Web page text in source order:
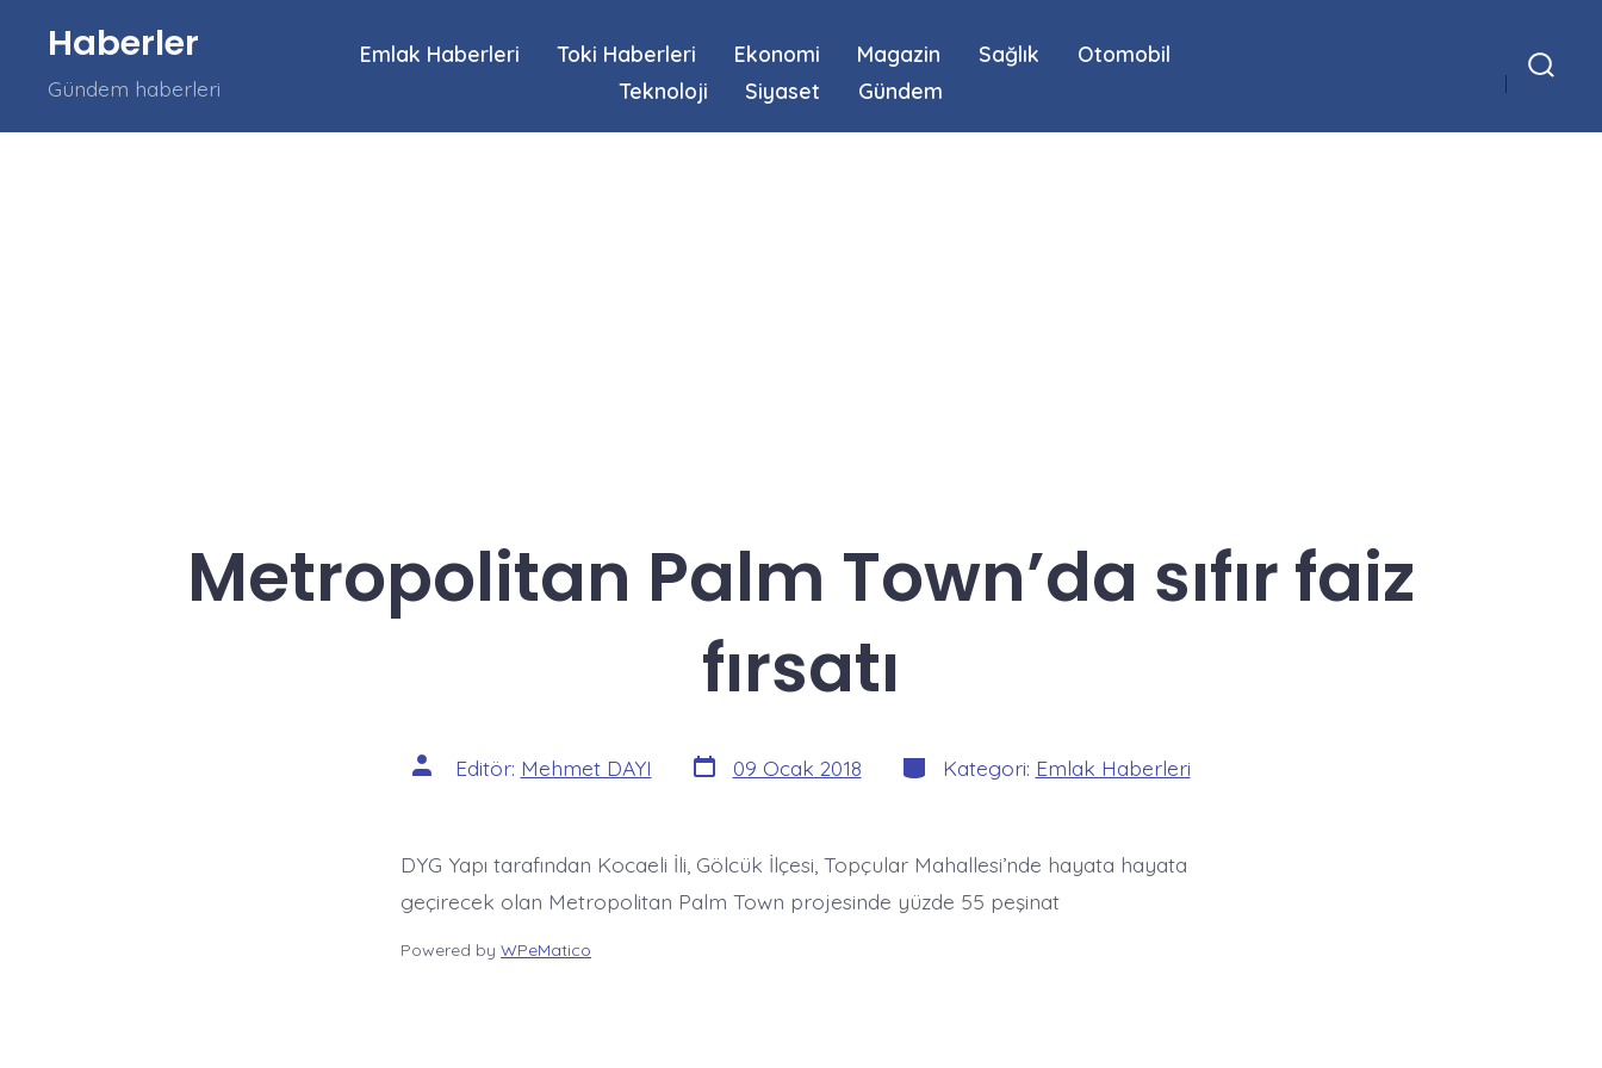
Arama
Göster/Gizle
Haberler
Gündem haberleri
Emlak Haberleri Toki Haberleri Ekonomi Magazin Sağlık
Otomobil
Teknoloji
Siyaset Gündem
Metropolitan Palm Town’da sıfır faiz
fırsatı
Yazının
yazarı
Editör: Mehmet DAYI Yazı
tarihi
09 Ocak 2018 Kategoriler
Kategori: Emlak Haberleri
DYG Yapı tarafından Kocaeli İli, Gölcük İlçesi, Topçular Mahallesi’nde hayata hayata
geçirecek olan Metropolitan Palm Town projesinde yüzde 55 peşinat
Powered by WPeMatico